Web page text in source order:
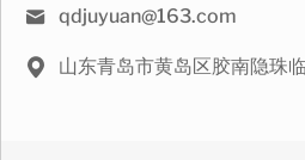
qdjuyuan@163.com
山东青岛市黄岛区胶南隐珠